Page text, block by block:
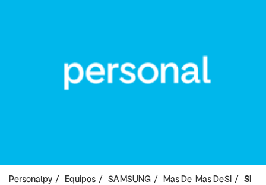
Personalpy Equipos SAMSUNG
Mas De
Mas DeSI SI